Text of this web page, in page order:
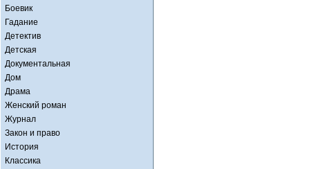
Боевик
Гадание
Детектив
Детская
Документальная
Дом
Драма
Женский роман
Журнал
Закон и право
История
Классика